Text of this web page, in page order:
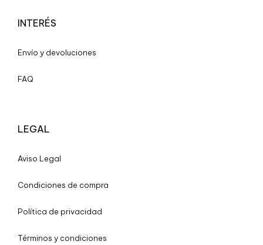
INTERÉS
Envío y devoluciones
FAQ
LEGAL
Aviso Legal
Condiciones de compra
Política de privacidad
Términos y condiciones